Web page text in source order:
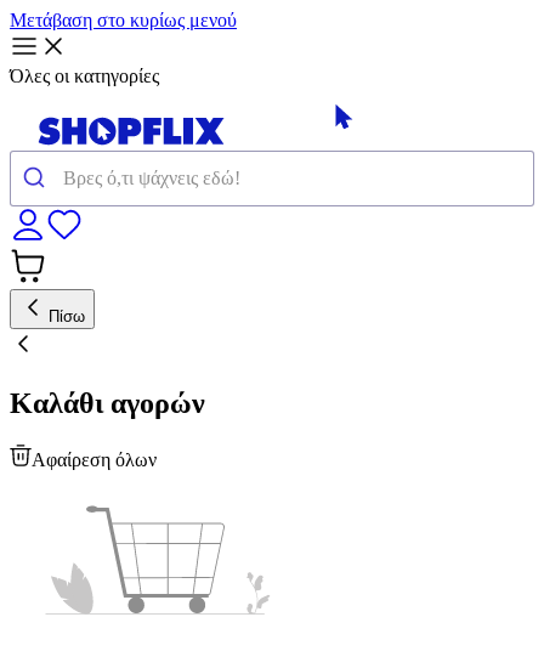
Μετάβαση στο κυρίως μενού
Όλες οι κατηγορίες
Πίσω
Καλάθι αγορών
Αφαίρεση όλων